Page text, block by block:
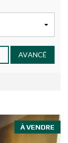
AVANCÉ
À VENDRE